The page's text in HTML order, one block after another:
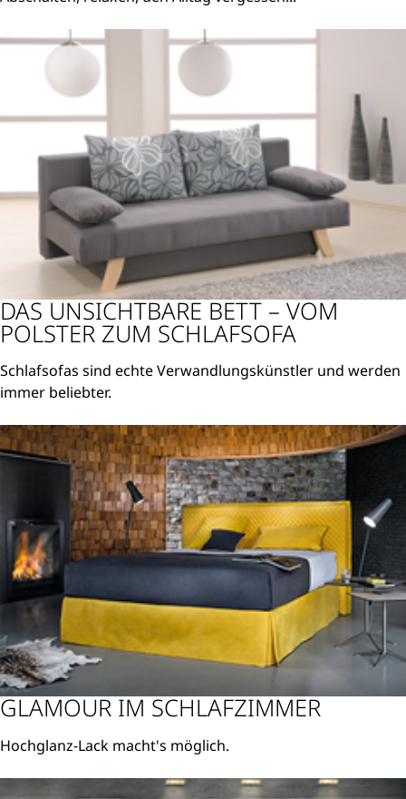
DAS UNSICHTBARE BETT – VOM
POLSTER ZUM SCHLAFSOFA
Schlafsofas sind echte Verwandlungskünstler und werden
immer beliebter.
GLAMOUR IM SCHLAFZIMMER
Hochglanz-Lack macht's möglich.